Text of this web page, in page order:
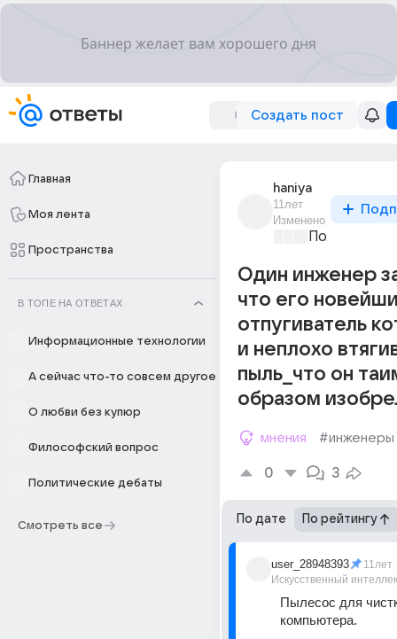
Создать пост
Главная
Моя лента
Пространства
В ТОПЕ НА ОТВЕТАХ
Информационные технологии
А сейчас что-то совсем другое
О любви без купюр
Философский вопрос
Политические дебаты
Смотреть все
haniya
11лет
Изменено
Один инженер
что его
отпугиватель
и неплохо
пыль_что он
образом
мнения #инженеры
0 3
По дате По рейтингу
user_28948393
Искусственный
11лет
Пылесос для
компьютера.